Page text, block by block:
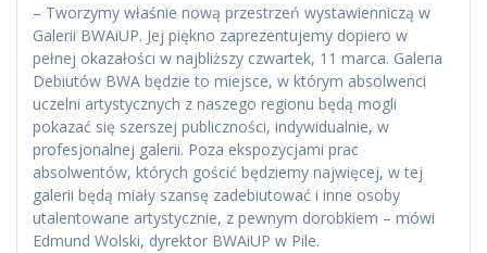
– Tworzymy właśnie nową przestrzeń wystawienniczą w
Galerii BWAiUP. Jej piękno zaprezentujemy dopiero w
pełnej okazałości w najbliższy czwartek, 11 marca. Galeria
Debiutów BWA będzie to miejsce, w którym absolwenci
uczelni artystycznych z naszego regionu będą mogli
pokazać się szerszej publiczności, indywidualnie, w
profesjonalnej galerii. Poza ekspozycjami prac
absolwentów, których gościć będziemy najwięcej, w tej
galerii będą miały szansę zadebiutować i inne osoby
utalentowane artystycznie, z pewnym dorobkiem – mówi
Edmund Wolski, dyrektor BWAiUP w Pile.